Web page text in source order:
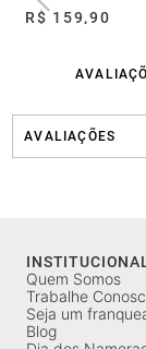
R$ 159,90
AVALIAÇÕES
Quem Somos
Trabalhe
Seja um
Blog